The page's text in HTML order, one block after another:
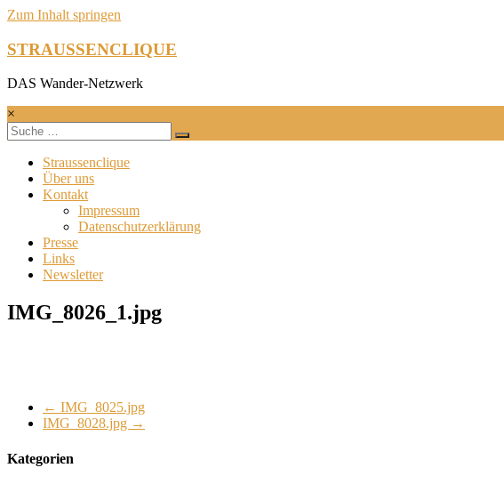
Zum Inhalt springen
STRAUSSENCLIQUE
DAS Wander-Netzwerk
×
Straussenclique
Über uns
Kontakt
Impressum
Datenschutzerklärung
Presse
Links
Newsletter
IMG_8026_1.jpg
← IMG_8025.jpg
IMG_8028.jpg →
Kategorien